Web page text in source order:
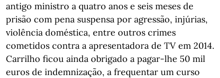
antigo ministro a quatro anos e seis meses de
prisão com pena suspensa por agressão, injúrias,
violência doméstica, entre outros crimes
cometidos contra a apresentadora de TV em 2014.
Carrilho ficou ainda obrigado a pagar-lhe 50 mil
euros de indemnização, a frequentar um curso